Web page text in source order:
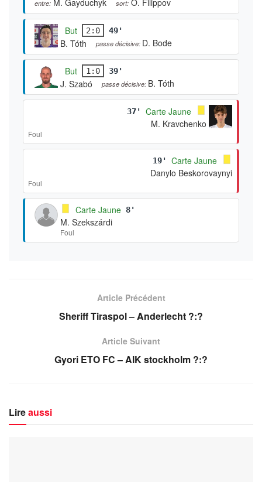
entre:
sort:
But 2:0 49'
B. Tóth passe décisive: D. Bode
But 1:0 39'
J. Szabó passe décisive: B. Tóth
37'
Carte Jaune
M. Kravchenko
Foul
19'
Carte Jaune
Danylo Beskorovaynyi
Foul
Carte Jaune 8'
M. Szekszárdi
Foul
Article Précédent
Sheriff Tiraspol – Anderlecht ?:?
Article Suivant
Gyori ETO FC – AIK stockholm ?:?
Lireaussi